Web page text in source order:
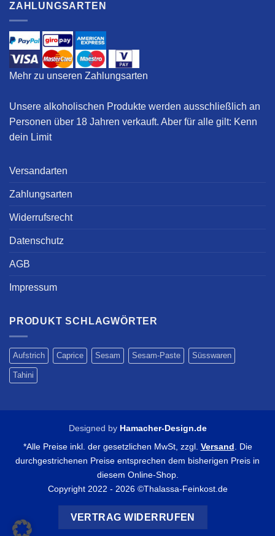
ZAHLUNGSARTEN
Mehr zu unseren Zahlungsarten
Unsere alkoholischen Produkte werden ausschließlich an
Personen über 18 Jahren verkauft. Aber für alle gilt: Kenn
dein Limit
Versandarten
Zahlungsarten
Widerrufsrecht
Datenschutz
AGB
Impressum
PRODUKT SCHLAGWÖRTER
Aufstrich Caprice Sesam Sesam-Paste Süsswaren
Tahini
Designed by Hamacher-Design.de
*Alle Preise inkl. der gesetzlichen MwSt, zzgl. Versand . Die
durchgestrichenen Preise entsprechen dem bisherigen Preis in
diesem Online-Shop.
Copyright 2022 - 2026 ©Thalassa-Feinkost.de
VERTRAG WIDERRUFEN